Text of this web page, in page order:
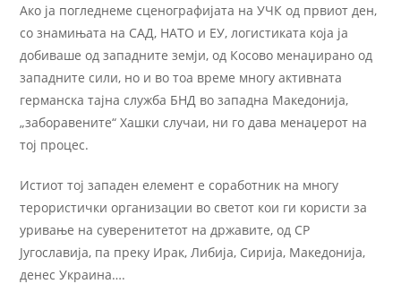
Ако ја погледнеме сценографијата на УЧК од првиот ден,
со знамињата на САД, НАТО и ЕУ, логистиката која ја
добиваше од западните земји, од Косово менаџирано од
западните сили, но и во тоа време многу активната
германска тајна служба БНД во западна Македонија,
„заборавените“ Хашки случаи, ни го дава менаџерот на
тој процес.
Истиот тој западен елемент е соработник на многу
терористички организации во светот кои ги користи за
уривање на суверенитетот на државите, од СР
Југославија, па преку Ирак, Либија, Сирија, Македонија,
денес Украина….